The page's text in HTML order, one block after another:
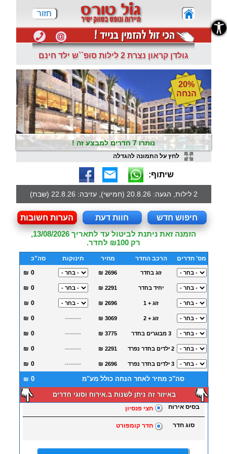
חזור
גולדן קראון נצרת 2 לילות סופ``ש ילד חינם
20%
הנחה
נותרו 7 חדרים למבצע זה !
לחץ על התמונה להגדלה
שיתוף:
2 לילות, הגעה: 20.8.26 (חמישי), עזיבה: 22.8.26 (שבת)
חיפוש חדש חוות דעת
הערות חשובות
הזמנה זאת ניתנת לביטול עד לתאריך 13/08/2026,
רק ₪100 לחדר.
סה"כ תינוקות מחיר הרכב החדר
מס' חדרים
₪
₪ 2696 זוג בחדר
₪ ₪ 2291 יחיד בחדר
₪ ₪ 2696 זוג + 1
₪ -------- ₪ 3069 זוג + 2
₪ -------- ₪ 3775 3 מבוגרים בחדר
₪ -------- ₪ 2291 2 ילדים בחדר נפרד
₪ -------- ₪ 2696 3 ילדים בחדר נפרד
₪ סה"כ מחיר לאחר הנחה כולל מע"מ
באיזור זה ניתן לשנות ב.אירוח וסוגי חדרים
חצי פנסיון בסיס אירוח
חדר קומפורט סוג חדר
נגישות